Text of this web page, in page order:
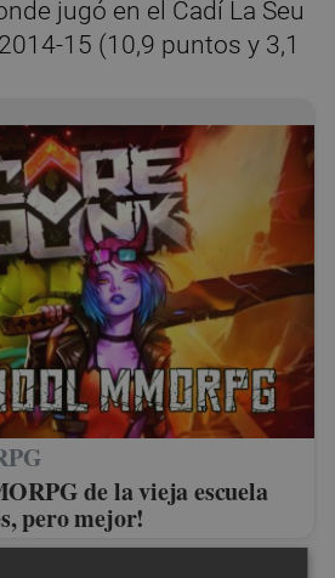
jugó en el Cadí La Seu
15 (10,9 puntos y 3,1
de la vieja escuela
pero mejor!